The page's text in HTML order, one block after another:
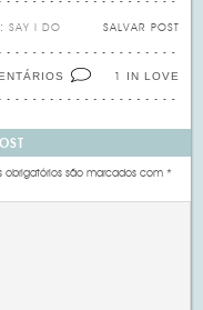
SALVAR POST
SAY I DO
1 IN LOVE
obrigatórios são marcados com*